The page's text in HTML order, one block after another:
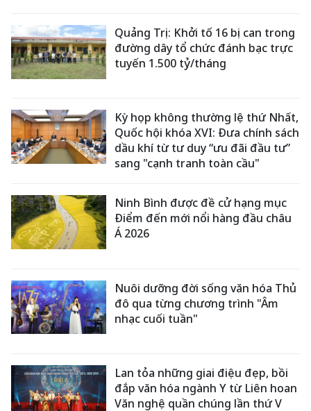
Quảng Trị: Khởi tố 16 bị can trong
đường dây tổ chức đánh bạc trực
tuyến 1.500 tỷ/tháng
Kỳ họp không thường lệ thứ Nhất,
Quốc hội khóa XVI: Đưa chính sách
dầu khí từ tư duy “ưu đãi đầu tư”
sang "cạnh tranh toàn cầu"
Ninh Bình được đề cử hạng mục
Điểm đến mới nổi hàng đầu châu
Á 2026
Nuôi dưỡng đời sống văn hóa Thủ
đô qua từng chương trình "Âm
nhạc cuối tuần"
Lan tỏa những giai điệu đẹp, bồi
đắp văn hóa ngành Y từ Liên hoan
Văn nghệ quần chúng lần thứ V